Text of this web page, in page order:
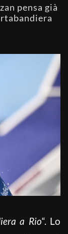
pensa già
a Rio“. Lo